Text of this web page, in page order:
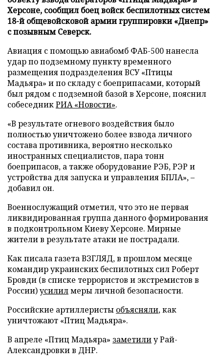
Херсоне, сообщил боец войск беспилотных систем
18-й общевойсковой армии группировки «Днепр»
с позывным Северск.
Авиация с помощью авиабомб ФАБ-500 нанесла
удар по подземному пункту временного
размещения подразделения ВСУ «Птицы
Мадьяра» и по складу с боеприпасами, который
был рядом с подземной базой в Херсоне, пояснил
собеседникРИА «Новости».
«В результате огневого воздействия было
полностью уничтожено более взвода личного
состава противника, вероятно несколько
иностранных специалистов, пара тонн
боеприпасов, а также оборудование РЭБ, РЭР и
устройства для запуска и управления БПЛА», –
добавил он.
Военнослужащий отметил, что это не первая
ликвидированная группа данного формирования
в подконтрольном Киеву Херсоне. Мирные
жители в результате атаки не пострадали.
Как писала газета ВЗГЛЯД, в прошлом месяце
командир украинских беспилотных сил Роберт
Бровди (в списке террористов и экстремистов в
России)усилилмеры личной безопасности.
Российские артиллеристы объясняли, как
уничтожают «Птиц Мадьяра».
В апреле «Птиц Мадьяра» заметилиу Рай-
Александровки в ДНР.